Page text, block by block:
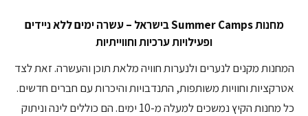
מחנות Summer Camps בישראל – עשרה ימים ללא ניידים
ופעילויות ערכיות וחווייתיות
המחנות מקנים לנערים ולנערות חוויה מלאת תוכן והעשרה. זאת לצד
אטרקציות וחוויות משותפות, התנדבויות והיכרות עם חברים חדשים.
כל מחנות הקיץ נמשכים למעלה מ-10 ימים. הם כוללים לינה וניתוק